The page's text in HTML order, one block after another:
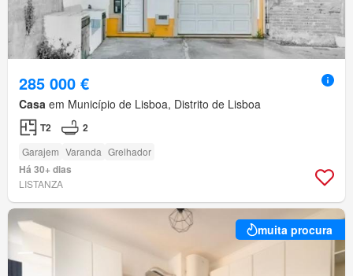
285 000 €
Casa em Município de Lisboa, Distrito de Lisboa
T2 2
Garajem Varanda Grelhador
Há 30+ dias
LISTANZA
muita procura